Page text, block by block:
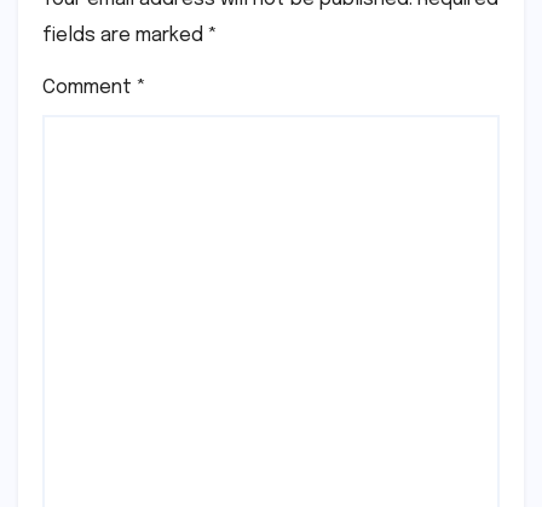
fields are marked *
Comment *